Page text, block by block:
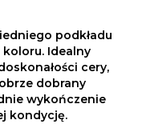
podkładu
Idealny
cery,
dobrany
wykończenie
kondycję.